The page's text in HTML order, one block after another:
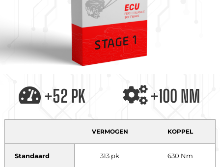
+52 PK +100 NM
VERMOGEN KOPPEL
Standaard 313 pk 630 Nm